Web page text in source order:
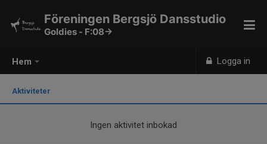
Hem Logga in
Föreningen Bergsjö Dansstudio
Goldies - F:08->
Aktiviteter
Ingen aktivitet inbokad